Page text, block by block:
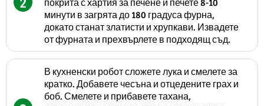
минути в загрята до 180 градуса фурна,
докато станат златисти и хрупкави. Извадете
от фурната и прехвърлете в подходящ съд.
В кухненски робот сложете лука и смелете за
кратко. Добавете чесъна и отцедените грах и
боб. Смелете и прибавете тахана,